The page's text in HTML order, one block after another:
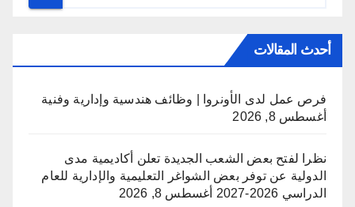
أحدث المقالات
فرص عمل لدى الأونروا | وظائف هندسية وإدارية وفنية
أغسطس 8, 2026
نظرا لفتح بعض الشعب الجديدة تعلن أكاديمية مدى
الدولية عن توفر بعض الشواغر التعليمية والإدارية للعام
الدراسي 2026-2027
أغسطس 8, 2026